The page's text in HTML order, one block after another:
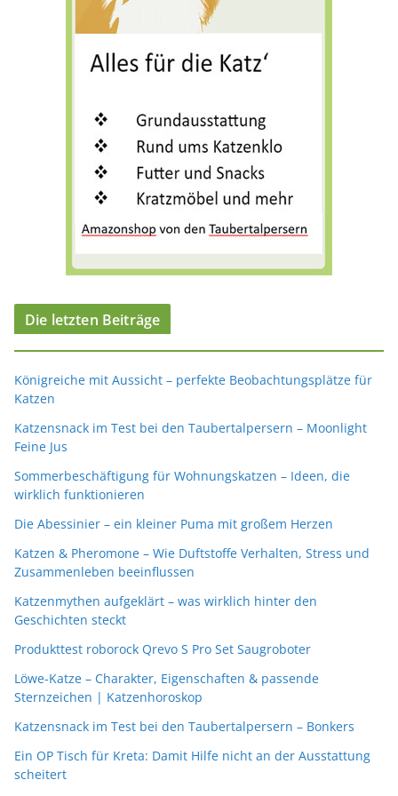
Die letzten Beiträge
Königreiche mit Aussicht – perfekte Beobachtungsplätze für
Katzen
Katzensnack im Test bei den Taubertalpersern – Moonlight
Feine Jus
Sommerbeschäftigung für Wohnungskatzen – Ideen, die
wirklich funktionieren
Die Abessinier – ein kleiner Puma mit großem Herzen
Katzen & Pheromone – Wie Duftstoffe Verhalten, Stress und
Zusammenleben beeinflussen
Katzenmythen aufgeklärt – was wirklich hinter den
Geschichten steckt
Produkttest roborock Qrevo S Pro Set Saugroboter
Löwe-Katze – Charakter, Eigenschaften & passende
Sternzeichen | Katzenhoroskop
Katzensnack im Test bei den Taubertalpersern – Bonkers
Ein OP Tisch für Kreta: Damit Hilfe nicht an der Ausstattung
scheitert